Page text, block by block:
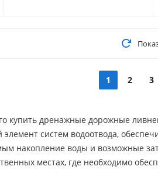
1 2 3
купить дренажные дорожные
систем водоотвода,
накопление воды и возможные
местах, где необходимо